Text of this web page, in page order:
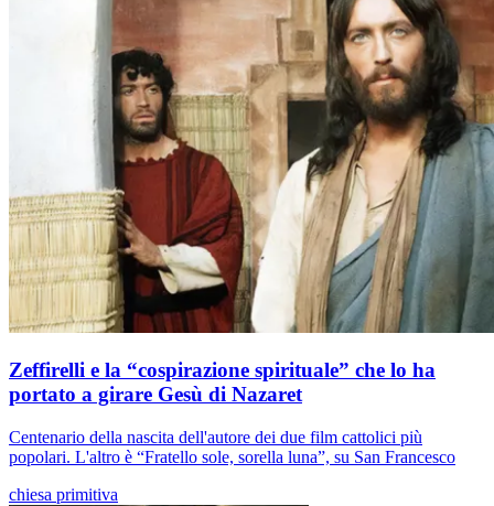
Zeffirelli e la “cospirazione spirituale” che lo ha
portato a girare Gesù di Nazaret
Centenario della nascita dell'autore dei due film cattolici più
popolari. L'altro è “Fratello sole, sorella luna”, su San Francesco
chiesa primitiva